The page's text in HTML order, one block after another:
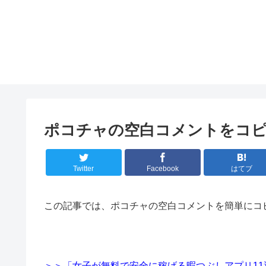
ポコチャの空白コメントをコ
Twitter Facebook はてブ
この記事では、ポコチャの空白コメントを簡単に